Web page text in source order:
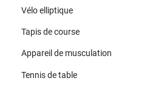
Vélo elliptique
Tapis de course
Appareil de musculation
Tennis de table